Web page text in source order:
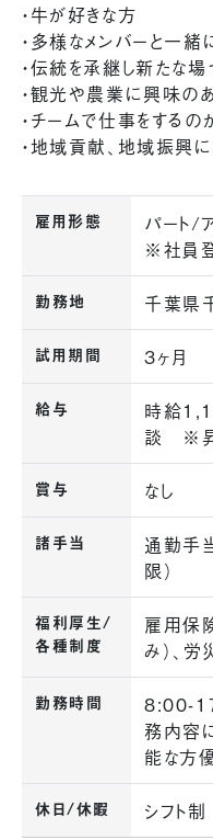
・牛が好きな方
・多様なメンバーと一
・伝統を承継し新たな
・観光や農業に興味の
・チームで仕事をするの
・地域貢献、地域振興
雇用形態
パート/
※社員
勤務地 千葉県
試用期間 3ヶ月
給与
時給
談 ※昇
賞与 なし
諸手当
通勤手
限）
福利厚生/
各種制度
雇用保
み）、
勤務時間
8:00-
務内容
能な方
休日/休暇 シフト制